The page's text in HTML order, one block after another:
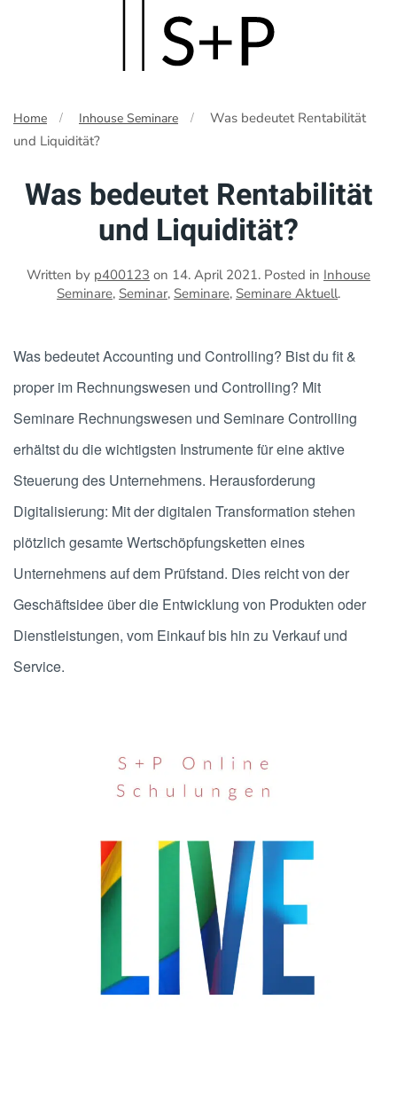
main
content
Home Inhouse Seminare
Was bedeutet Rentabilität
und Liquidität?
Was bedeutet Rentabilität
und Liquidität?
Written by p400123 on 14. April 2021. Posted in Inhouse
Seminare, Seminar, Seminare, Seminare Aktuell.
Was bedeutet Accounting und Controlling? Bist du fit &
proper im Rechnungswesen und Controlling? Mit
Seminare Rechnungswesen und Seminare Controlling
erhältst du die wichtigsten Instrumente für eine aktive
Steuerung des Unternehmens. Herausforderung
Digitalisierung: Mit der digitalen Transformation stehen
plötzlich gesamte Wertschöpfungsketten eines
Unternehmens auf dem Prüfstand. Dies reicht von der
Geschäftsidee über die Entwicklung von Produkten oder
Dienstleistungen, vom Einkauf bis hin zu Verkauf und
Service.